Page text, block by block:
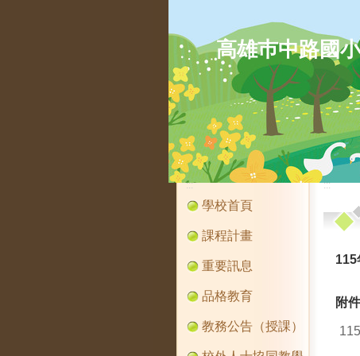
高雄巿中路國小
:::
學校首頁
課程計畫
重要訊息
品格教育
教務公告（授課）
:::
115
附件